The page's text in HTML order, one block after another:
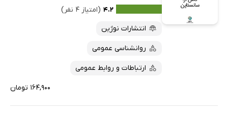
۴.۲ (امتیاز ۴ نفر)
انتشارات نوژین
روانشناسی عمومی
ارتباطات و روابط عمومی
۱۶۴,۹۰۰ تومان